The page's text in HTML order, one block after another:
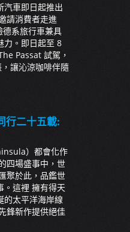
汽車即日起推出
請消費者走進
系旅行車兼具
力。即日起至 8
Passat 試駕，
讓沁涼咖啡伴隨
行二十五載:
）都會化作
四場盛事中，世
聚於此，品鑑世
。這裡 擁有得天
的太平洋海岸線
鋒新作提供絕佳